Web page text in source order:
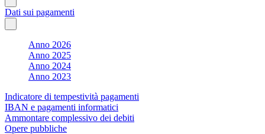
Dati sui pagamenti
Anno 2026
Anno 2025
Anno 2024
Anno 2023
Indicatore di tempestività pagamenti
IBAN e pagamenti informatici
Ammontare complessivo dei debiti
Opere pubbliche